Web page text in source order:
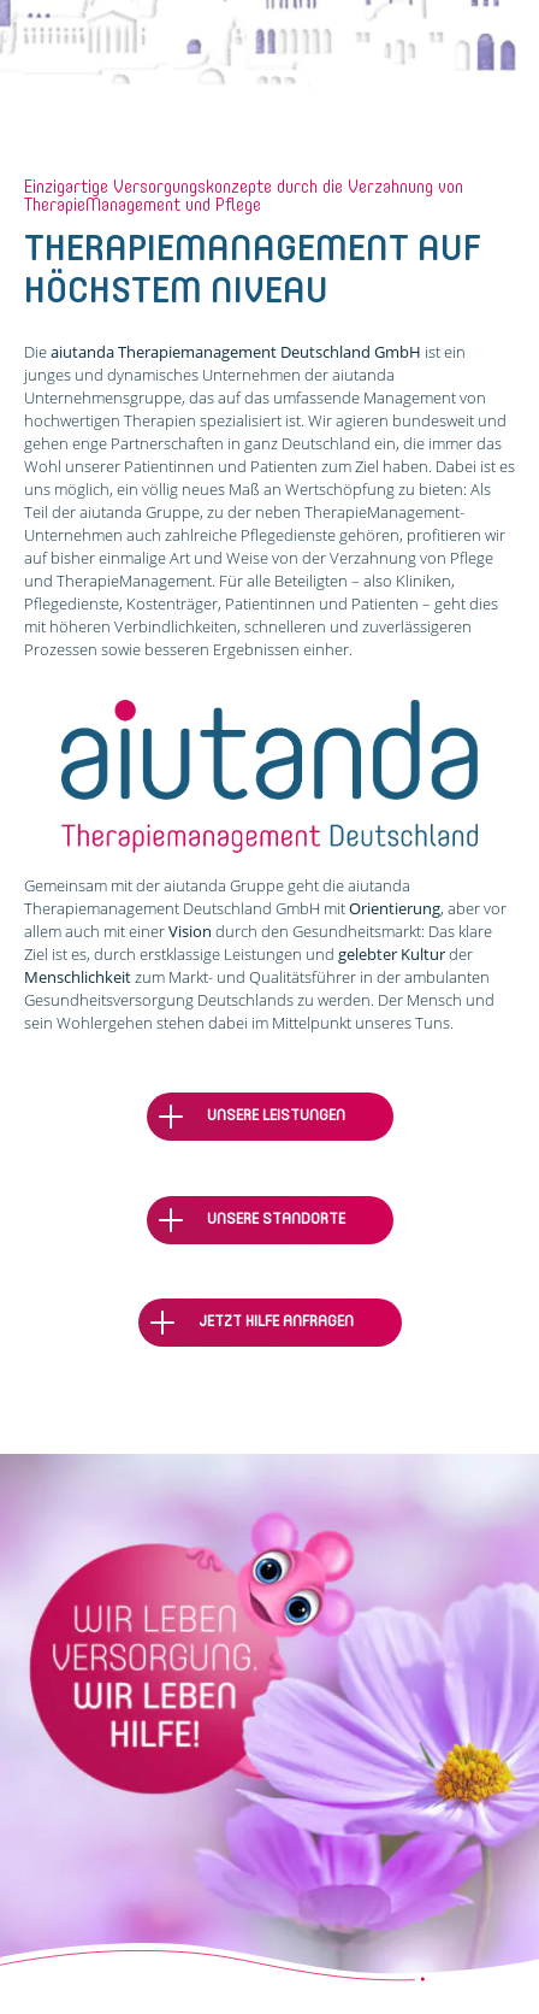
Einzigartige Versorgungskonzepte durch die Verzahnung von
TherapieManagement und Pflege
THERAPIEMANAGEMENT AUF
HÖCHSTEM NIVEAU
Dieaiutanda Therapiemanagement Deutschland GmbH ist ein
junges und dynamisches Unternehmen der aiutanda
Unternehmensgruppe, das auf das umfassende Management von
hochwertigen Therapien spezialisiert ist. Wir agieren bundesweit und
gehen enge Partnerschaften in ganz Deutschland ein, die immer das
Wohl unserer Patientinnen und Patienten zum Ziel haben. Dabei ist es
uns möglich, ein völlig neues Maß an Wertschöpfung zu bieten: Als
Teil der aiutanda Gruppe, zu der neben TherapieManagement-
Unternehmen auch zahlreiche Pflegedienste gehören, profitieren wir
auf bisher einmalige Art und Weise von der Verzahnung von Pflege
und TherapieManagement. Für alle Beteiligten – also Kliniken,
Pflegedienste, Kostenträger, Patientinnen und Patienten – geht dies
mit höheren Verbindlichkeiten, schnelleren und zuverlässigeren
Prozessen sowie besseren Ergebnissen einher.
Gemeinsam mit der aiutanda Gruppe geht die aiutanda
Therapiemanagement Deutschland GmbH mitOrientierung, aber vor
allem auch mit einerVision durch den Gesundheitsmarkt: Das klare
Ziel ist es, durch erstklassige Leistungen und gelebter Kulturder
Menschlichkeitzum Markt- und Qualitätsführer in der ambulanten
Gesundheitsversorgung Deutschlands zu werden. Der Mensch und
sein Wohlergehen stehen dabei im Mittelpunkt unseres Tuns.
UNSERE LEISTUNGEN
UNSERE STANDORTE
JETZT HILFE ANFRAGEN